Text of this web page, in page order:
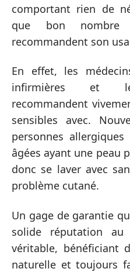
comportant rien de
que bon nombre
recommandent son
En effet, les
infirmières et
recommandent
sensibles avec.
personnes
âgées ayant une peau
donc se laver avec
problème cutané.
Un gage de garantie
solide réputation au
véritable, bénéficiant
naturelle et toujours